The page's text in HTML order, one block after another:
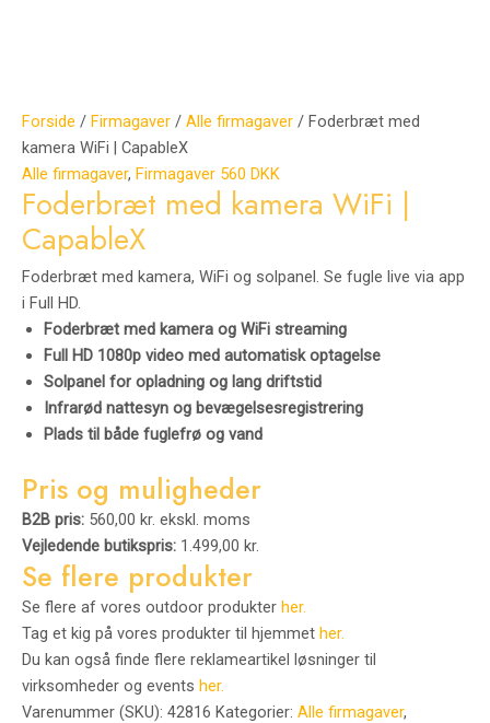
Forside / Firmagaver / Alle firmagaver / Foderbræt med
kamera WiFi | CapableX
Alle firmagaver, Firmagaver 560 DKK
Foderbræt med kamera WiFi |
CapableX
Foderbræt med kamera, WiFi og solpanel. Se fugle live via app
i Full HD.
Foderbræt med kamera og WiFi streaming
Full HD 1080p video med automatisk optagelse
Solpanel for opladning og lang driftstid
Infrarød nattesyn og bevægelsesregistrering
Plads til både fuglefrø og vand
Pris og muligheder
B2B pris: 560,00 kr. ekskl. moms
Vejledende butikspris: 1.499,00 kr.
Se flere produkter
Se flere af vores outdoor produkter her.
Tag et kig på vores produkter til hjemmet her.
Du kan også finde flere reklameartikel løsninger til
virksomheder og events her.
Varenummer (SKU): 42816 Kategorier: Alle firmagaver,